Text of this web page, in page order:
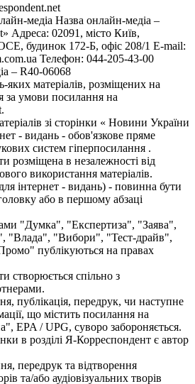
медіа Назва онлайн-медіа –
Адреса: 02091, місто Київ,
будинок 172-Б, офіс 208/1 E-mail:
Телефон: 044-205-43-00
– R40-06068
яких матеріалів, розміщених на
за умови посилання на
зі сторінки « Новини України
- видань - обов'язкове пряме
систем гіперпосилання .
розміщена в незалежності від
використання матеріалів.
інтернет - видань) - повинна бути
або в першому абзаці
"Думка", "Експертиза", "Заява",
"Влада", "Вибори", "Тест-драйв",
публікуються на правах
створюється спільно з
публікація, передрук, чи наступне
що містить посилання на
EPA / UPG, суворо забороняється.
в розділі Я-Корреспондент є автор
передрук та відтворення
та/або аудіовізуальних творів